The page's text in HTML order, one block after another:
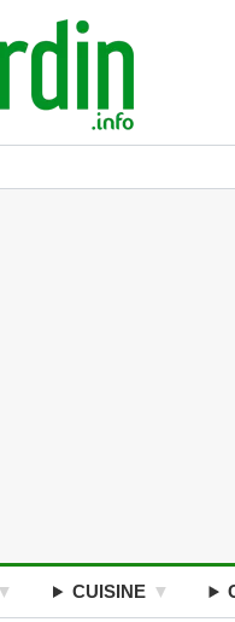
CUISINE